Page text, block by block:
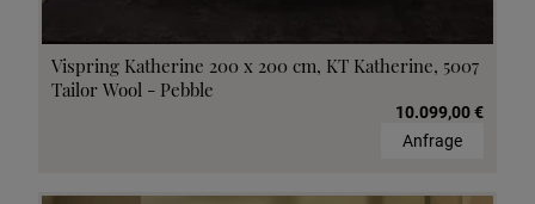
Vispring Katherine 200 x 200 cm, KT Katherine, 5007
Tailor Wool - Pebble
10.099,00 €
Anfrage